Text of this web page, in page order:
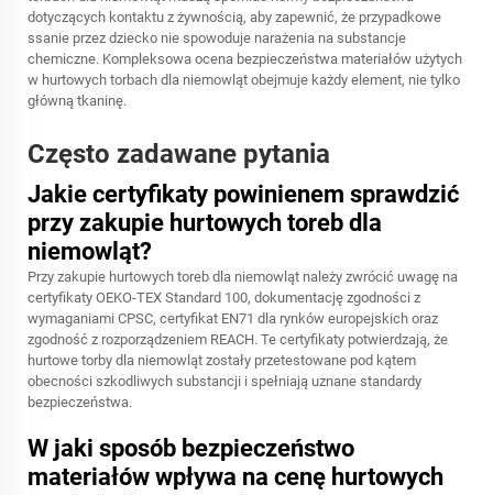
dotyczących kontaktu z żywnością, aby zapewnić, że przypadkowe
ssanie przez dziecko nie spowoduje narażenia na substancje
chemiczne. Kompleksowa ocena bezpieczeństwa materiałów użytych
w hurtowych torbach dla niemowląt obejmuje każdy element, nie tylko
główną tkaninę.
Często zadawane pytania
Jakie certyfikaty powinienem sprawdzić
przy zakupie hurtowych toreb dla
niemowląt?
Przy zakupie hurtowych toreb dla niemowląt należy zwrócić uwagę na
certyfikaty OEKO-TEX Standard 100, dokumentację zgodności z
wymaganiami CPSC, certyfikat EN71 dla rynków europejskich oraz
zgodność z rozporządzeniem REACH. Te certyfikaty potwierdzają, że
hurtowe torby dla niemowląt zostały przetestowane pod kątem
obecności szkodliwych substancji i spełniają uznane standardy
bezpieczeństwa.
W jaki sposób bezpieczeństwo
materiałów wpływa na cenę hurtowych